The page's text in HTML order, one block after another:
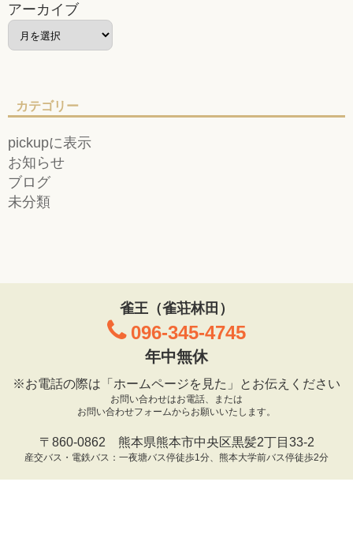
アーカイブ
カテゴリー
pickupに表示
お知らせ
ブログ
未分類
雀王（雀荘林田）
096-345-4745
年中無休
※お電話の際は「ホームページを見た」とお伝えください
お問い合わせはお電話、または
お問い合わせフォームからお願いいたします。
〒860-0862 熊本県熊本市中央区黒髪2丁目33-2
産交バス・電鉄バス：一夜塘バス停徒歩1分、熊本大学前バス停徒歩2分